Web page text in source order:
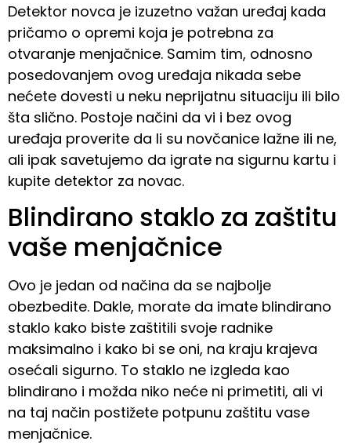
Detektor novca je izuzetno važan uređaj kada
pričamo o opremi koja je potrebna za
otvaranje menjačnice. Samim tim, odnosno
posedovanjem ovog uređaja nikada sebe
nećete dovesti u neku neprijatnu situaciju ili bilo
šta slično. Postoje načini da vi i bez ovog
uređaja proverite da li su novčanice lažne ili ne,
ali ipak savetujemo da igrate na sigurnu kartu i
kupite detektor za novac.
Blindirano staklo za zaštitu
vaše menjačnice
Ovo je jedan od načina da se najbolje
obezbedite. Dakle, morate da imate blindirano
staklo kako biste zaštitili svoje radnike
maksimalno i kako bi se oni, na kraju krajeva
osećali sigurno. To staklo ne izgleda kao
blindirano i možda niko neće ni primetiti, ali vi
na taj način postižete potpunu zaštitu vase
menjačnice.